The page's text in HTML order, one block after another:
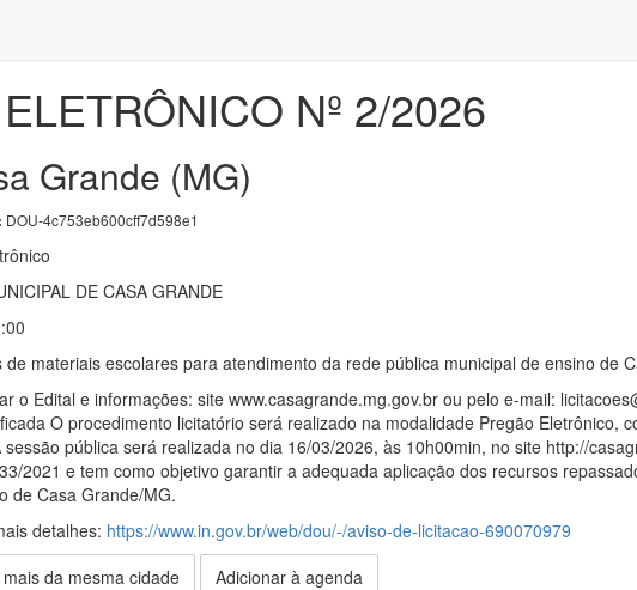
Nº 2/2026
Grande (MG)
DOU-4c753eb600cff7d598e1
DE CASA GRANDE
de materiais escolares para atendimento da rede pública municipal de ensino de
o Edital e informações: site www.casagrande.mg.gov.br ou pelo e-mail:
O procedimento licitatório será realizado na modalidade Pregão Eletrônico,
pública será realizada no dia 16/03/2026, às 10h00min, no site http://
2021 e tem como objetivo garantir a adequada aplicação dos recursos
de Casa Grande/MG.
detalhes: https://www.in.gov.br/web/dou/-/aviso-de-licitacao-690070979
mais da mesma cidade Adicionar à agenda